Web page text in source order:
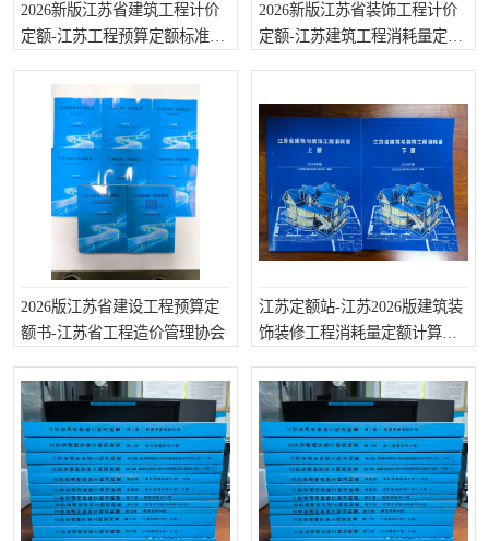
2026新版江苏省建筑工程计价
定额-江苏工程预算定额标准全
2026新版江苏省装饰工程计价
定额-江苏建筑工程消耗量定额
2026版江苏省建设工程预算定
额书-江苏省工程造价管理协会
江苏定额站-江苏2026版建筑装
饰装修工程消耗量定额计算规